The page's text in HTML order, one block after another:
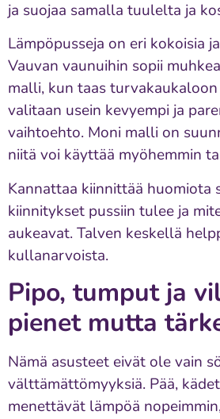
ja suojaa samalla tuulelta ja
Lämpöpusseja on eri kokoisia
Vauvan vaunuihin sopii
malli, kun taas
valitaan usein kevyempi ja
vaihtoehto. Moni malli on
niitä voi käyttää myöhemmin
Kannattaa kiinnittää huomiota
kiinnitykset pussiin tulee ja
aukeavat. Talven keskellä
kullanarvoista.
Pipo, tumput ja
pienet mutta
Nämä asusteet eivät ole vain
välttämättömyyksiä. Pää,
menettävät lämpöä